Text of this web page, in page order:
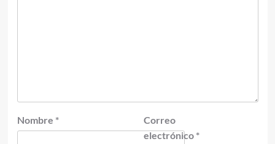
Nombre *
Correo
electrónico *